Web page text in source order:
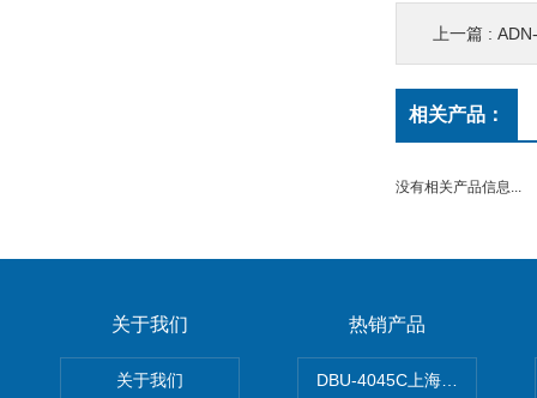
上一篇 :
相关产品：
没有相关产品信息...
关于我们
关于我们
热销产品
DBU-4045C上海鹰峰制动单